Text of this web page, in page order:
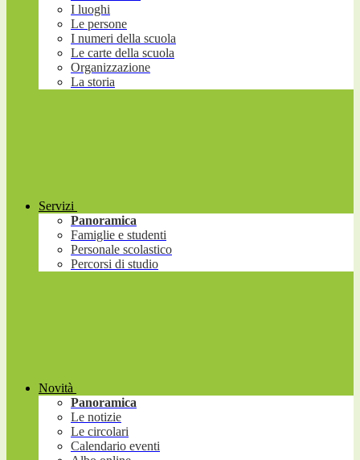
I luoghi
Le persone
I numeri della scuola
Le carte della scuola
Organizzazione
La storia
Servizi
Panoramica
Famiglie e studenti
Personale scolastico
Percorsi di studio
Novità
Panoramica
Le notizie
Le circolari
Calendario eventi